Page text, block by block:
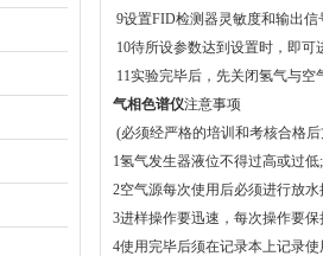
9设置FID检测器灵敏度和输出
10待所设参数达到设置时，即可
11实验完毕后，先关闭氢气与
气相色谱仪注意事项
(必须经严格的培训和考核合格
1氢气发生器液位不得过高或过
2空气源每次使用后必须进行放
3进样操作要迅速，每次操作要
4使用完毕后须在记录本上记录